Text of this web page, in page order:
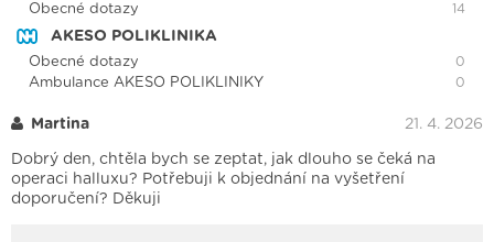
Obecné dotazy 14
AKESO POLIKLINIKA
Obecné dotazy 0
Ambulance AKESO POLIKLINIKY 0
Martina 21. 4. 2026
Dobrý den, chtěla bych se zeptat, jak dlouho se čeká na
operaci halluxu? Potřebuji k objednání na vyšetření
doporučení? Děkuji